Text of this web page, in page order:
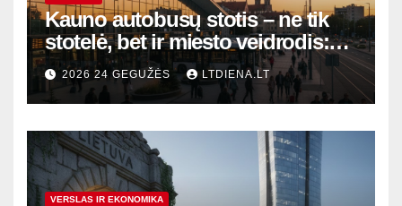
Kauno autobusų stotis – ne tik
stotelė, bet ir miesto veidrodis:
modernūs vartai į laikinąją
sostinę
2026 24 GEGUŽĖS LTDIENA.LT
VERSLAS IR EKONOMIKA